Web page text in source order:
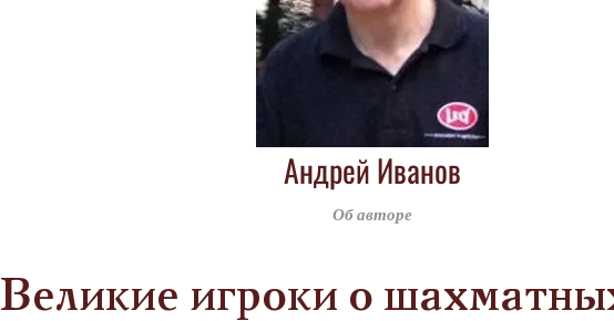
Андрей Иванов
Об авторе
Великие игроки о